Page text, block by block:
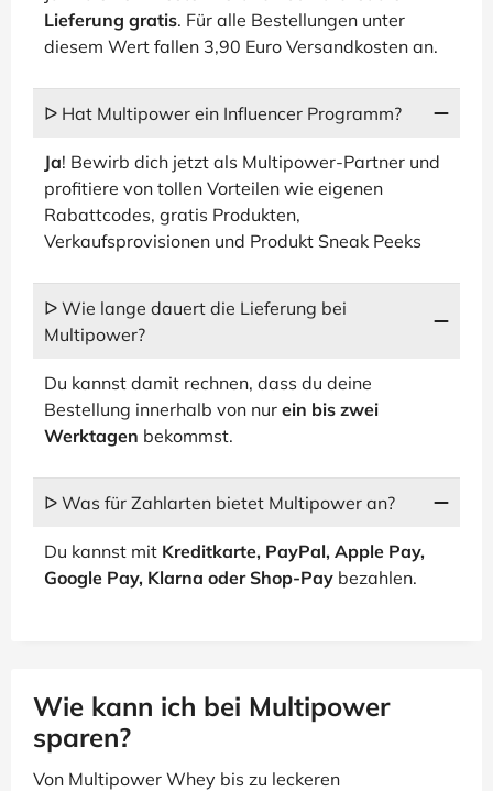
Lieferung gratis. Für alle Bestellungen unter
diesem Wert fallen 3,90 Euro Versandkosten an.
ᐅ Hat Multipower ein Influencer Programm?
Ja! Bewirb dich jetzt als Multipower-Partner und
profitiere von tollen Vorteilen wie eigenen
Rabattcodes, gratis Produkten,
Verkaufsprovisionen und Produkt Sneak Peeks
ᐅ Wie lange dauert die Lieferung bei
Multipower?
Du kannst damit rechnen, dass du deine
Bestellung innerhalb von nur ein bis zwei
Werktagen bekommst.
ᐅ Was für Zahlarten bietet Multipower an?
Du kannst mit Kreditkarte, PayPal, Apple Pay,
Google Pay, Klarna oder Shop-Pay bezahlen.
Wie kann ich bei Multipower
sparen?
Von Multipower Whey bis zu leckeren